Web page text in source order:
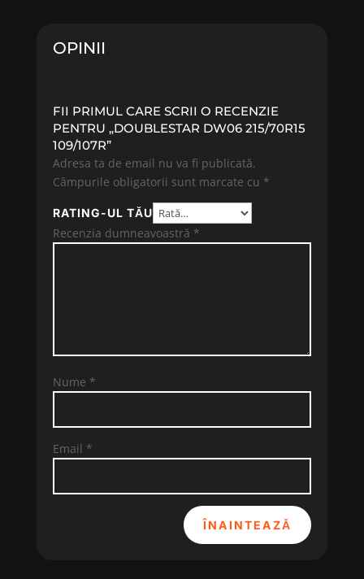
OPINII
FII PRIMUL CARE SCRII O RECENZIE
PENTRU „DOUBLESTAR DW06 215/70R15
109/107R”
Adresa ta de email nu va fi publicată.
Câmpurile obligatorii sunt marcate cu *
RATING-UL TĂU
Recenzia dumneavoastră *
Nume *
Email *
ÎNAINTEAZĂ